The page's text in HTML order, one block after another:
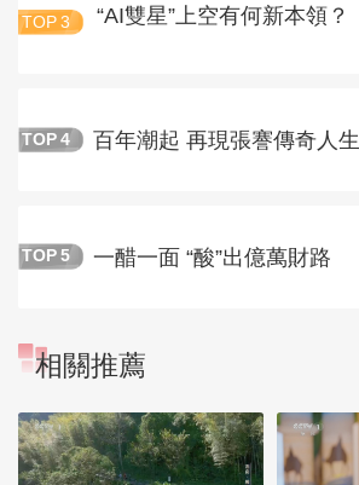
TOP 3 “AI雙星”上空有何新本領？
TOP 4 百年潮起 再現張謇傳奇人生
TOP 5 一醋一面 “酸”出億萬財路
相關推薦